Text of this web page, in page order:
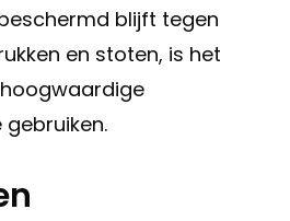
blijft tegen
en stoten, is het